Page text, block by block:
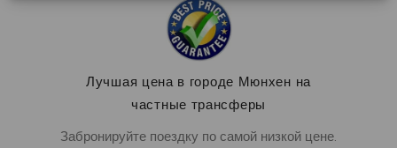
Лучшая цена в городе Мюнхен на
частные трансферы
Забронируйте поездку по самой низкой цене.